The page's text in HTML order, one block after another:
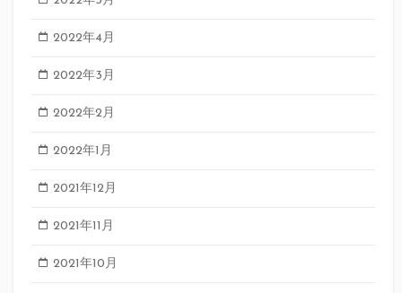
2022年4月
2022年3月
2022年2月
2022年1月
2021年12月
2021年11月
2021年10月